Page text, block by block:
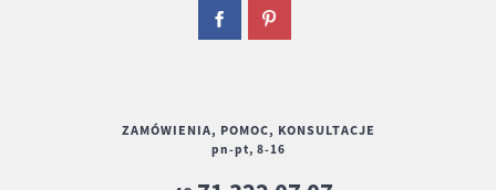
ZAMÓWIENIA, POMOC, KONSULTACJE
pn-pt, 8-16